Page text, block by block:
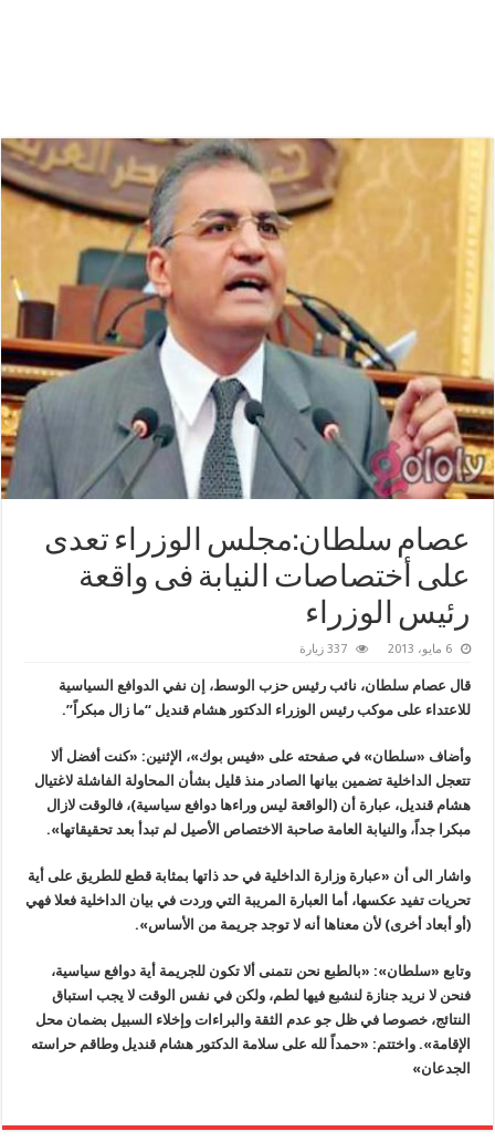
عصام سلطان:مجلس الوزراء تعدى
على أختصاصات النيابة فى واقعة
رئيس الوزراء
6 مايو، 2013 337 زيارة
قال عصام سلطان، نائب رئيس حزب الوسط، إن نفي الدوافع السياسية
للاعتداء على موكب رئيس الوزراء الدكتور هشام قنديل “ما زال مبكراً”.
وأضاف «سلطان» في صفحته على «فيس بوك»، الإثنين: «كنت أفضل ألا
تتعجل الداخلية تضمين بيانها الصادر منذ قليل بشأن المحاولة الفاشلة لاغتيال
هشام قنديل، عبارة أن (الواقعة ليس وراءها دوافع سياسية)، فالوقت لازال
مبكرا جداً، والنيابة العامة صاحبة الاختصاص الأصيل لم تبدأ بعد تحقيقاتها».
واشار الى أن «عبارة وزارة الداخلية في حد ذاتها بمثابة قطع للطريق على أية
تحريات تفيد عكسها، أما العبارة المريبة التي وردت في بيان الداخلية فعلا فهي
(أو أبعاد أخرى) لأن معناها أنه لا توجد جريمة من الأساس».
وتابع «سلطان»: «بالطبع نحن نتمنى ألا تكون للجريمة أية دوافع سياسية،
فنحن لا نريد جنازة لنشبع فيها لطم، ولكن في نفس الوقت لا يجب استباق
النتائج، خصوصا في ظل جو عدم الثقة والبراءات وإخلاء السبيل بضمان محل
الإقامة». واختتم: «حمداً لله على سلامة الدكتور هشام قنديل وطاقم حراسته
الجدعان»